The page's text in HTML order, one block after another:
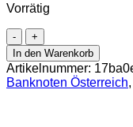
Vorrätig
Österr.Nationalbank
-
20
Schilling
1967,
In den Warenkorb
Artikelnummer:
Banknoten Österreich,